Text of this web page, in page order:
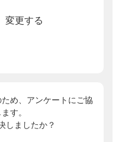
め、アンケートにご協
す。
しましたか？